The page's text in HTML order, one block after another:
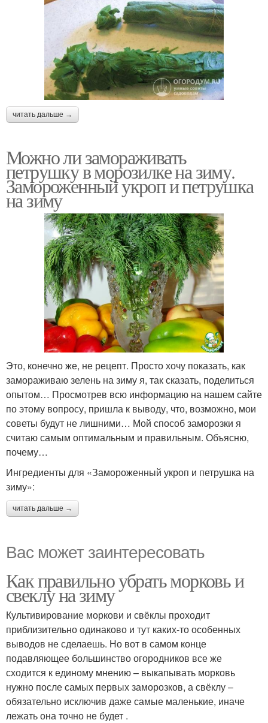
читать дальше →
Можно ли замораживать
петрушку в морозилке на зиму.
Замороженный укроп и петрушка
на зиму
Это, конечно же, не рецепт. Просто хочу показать, как
замораживаю зелень на зиму я, так сказать, поделиться
опытом… Просмотрев всю информацию на нашем сайте
по этому вопросу, пришла к выводу, что, возможно, мои
советы будут не лишними… Мой способ заморозки я
считаю самым оптимальным и правильным. Объясню,
почему…
Ингредиенты для «Замороженный укроп и петрушка на
зиму»:
читать дальше →
Вас может заинтересовать
Как правильно убрать морковь и
свеклу на зиму
Культивирование моркови и свёклы проходит
приблизительно одинаково и тут каких-то особенных
выводов не сделаешь. Но вот в самом конце
подавляющее большинство огородников все же
сходится к единому мнению – выкапывать морковь
нужно после самых первых заморозков, а свёклу –
обязательно исключив даже самые маленькие, иначе
лежать она точно не будет .